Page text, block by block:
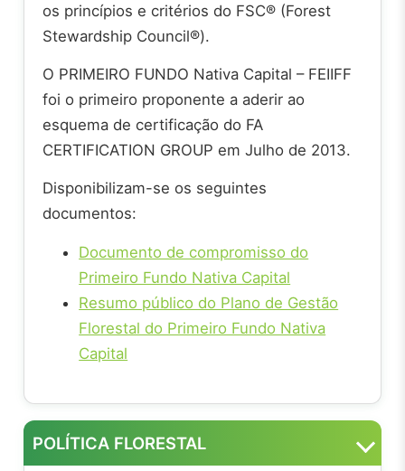
os princípios e critérios do FSC® (Forest
Stewardship Council®).
O PRIMEIRO FUNDO Nativa Capital – FEIIFF
foi o primeiro proponente a aderir ao
esquema de certificação do FA
CERTIFICATION GROUP em Julho de 2013.
Disponibilizam-se os seguintes
documentos:
Documento de compromisso do
Primeiro Fundo Nativa Capital
Resumo público do Plano de Gestão
Florestal do Primeiro Fundo Nativa
Capital
POLÍTICA FLORESTAL